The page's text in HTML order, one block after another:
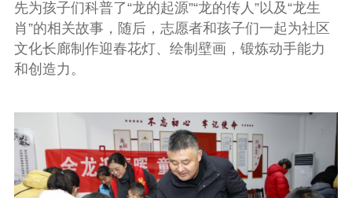
先为孩子们科普了“龙的起源”“龙的传人”以及“龙生
肖”的相关故事，随后，志愿者和孩子们一起为社区
文化长廊制作迎春花灯、绘制壁画，锻炼动手能力
和创造力。